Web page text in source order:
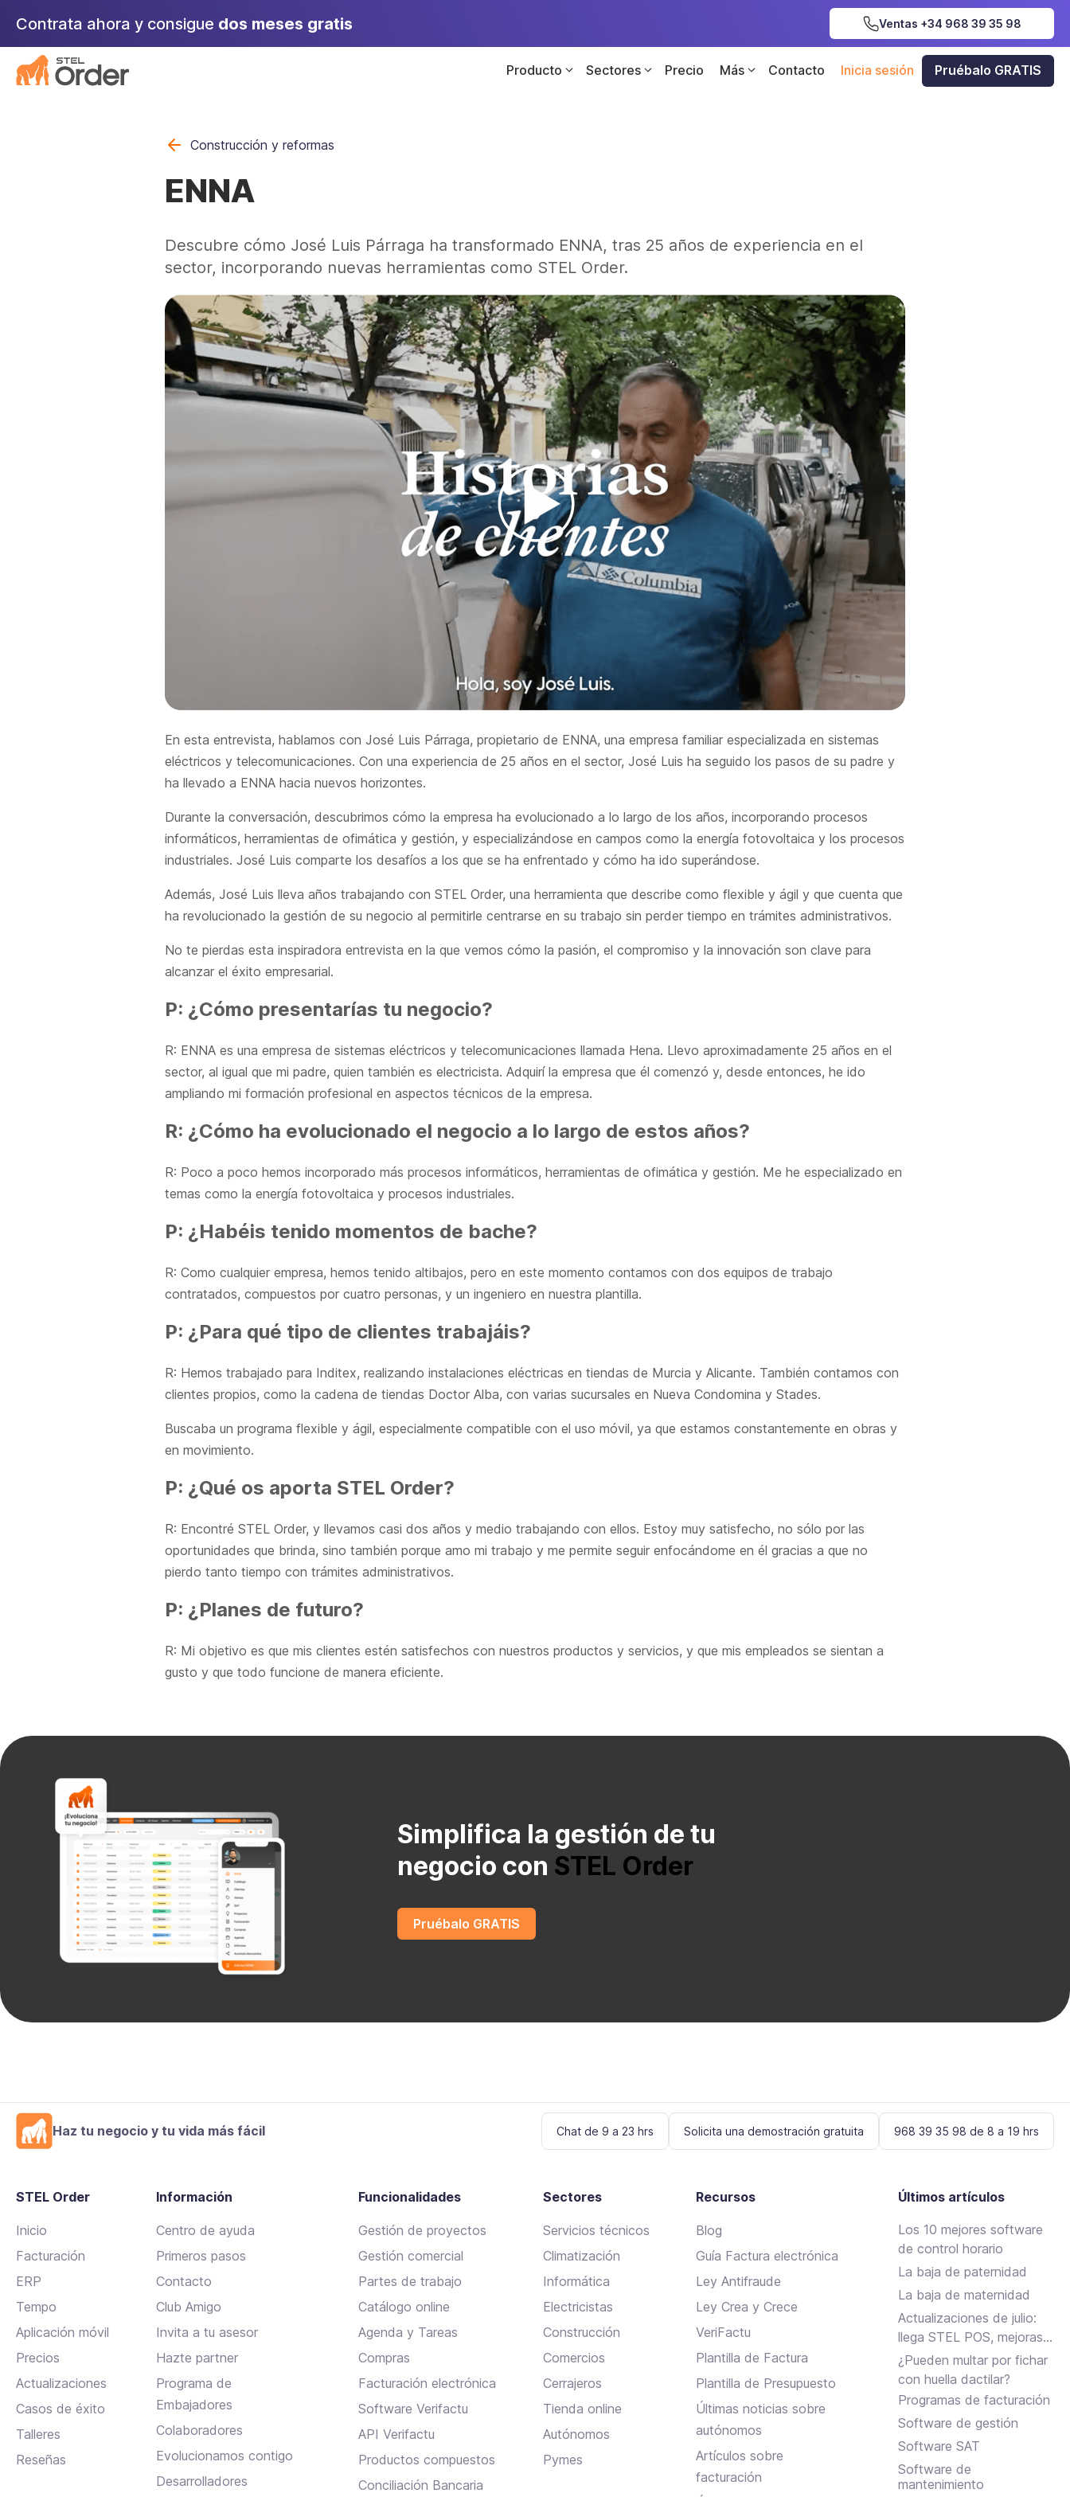
contenido
Contrata ahora y consigue dos meses gratis Ventas +34 968 39 35 98
Producto Sectores Precio Más Contacto Inicia sesión Pruébalo GRATIS
Construcción y reformas
ENNA
Descubre cómo José Luis Párraga ha transformado ENNA, tras 25 años de experiencia en el
sector, incorporando nuevas herramientas como STEL Order.
En esta entrevista, hablamos con José Luis Párraga, propietario de ENNA, una empresa familiar especializada en sistemas
eléctricos y telecomunicaciones. Con una experiencia de 25 años en el sector, José Luis ha seguido los pasos de su padre y
ha llevado a ENNA hacia nuevos horizontes.
Durante la conversación, descubrimos cómo la empresa ha evolucionado a lo largo de los años, incorporando procesos
informáticos, herramientas de ofimática y gestión, y especializándose en campos como la energía fotovoltaica y los procesos
industriales. José Luis comparte los desafíos a los que se ha enfrentado y cómo ha ido superándose.
Además, José Luis lleva años trabajando con STEL Order, una herramienta que describe como flexible y ágil y que cuenta que
ha revolucionado la gestión de su negocio al permitirle centrarse en su trabajo sin perder tiempo en trámites administrativos.
No te pierdas esta inspiradora entrevista en la que vemos cómo la pasión, el compromiso y la innovación son clave para
alcanzar el éxito empresarial.
P: ¿Cómo presentarías tu negocio?
R: ENNA es una empresa de sistemas eléctricos y telecomunicaciones llamada Hena. Llevo aproximadamente 25 años en el
sector, al igual que mi padre, quien también es electricista. Adquirí la empresa que él comenzó y, desde entonces, he ido
ampliando mi formación profesional en aspectos técnicos de la empresa.
R: ¿Cómo ha evolucionado el negocio a lo largo de estos años?
R: Poco a poco hemos incorporado más procesos informáticos, herramientas de ofimática y gestión. Me he especializado en
temas como la energía fotovoltaica y procesos industriales.
P: ¿Habéis tenido momentos de bache?
R: Como cualquier empresa, hemos tenido altibajos, pero en este momento contamos con dos equipos de trabajo
contratados, compuestos por cuatro personas, y un ingeniero en nuestra plantilla.
P: ¿Para qué tipo de clientes trabajáis?
R: Hemos trabajado para Inditex, realizando instalaciones eléctricas en tiendas de Murcia y Alicante. También contamos con
clientes propios, como la cadena de tiendas Doctor Alba, con varias sucursales en Nueva Condomina y Stades.
Buscaba un programa flexible y ágil, especialmente compatible con el uso móvil, ya que estamos constantemente en obras y
en movimiento.
P: ¿Qué os aporta STEL Order?
R: Encontré STEL Order, y llevamos casi dos años y medio trabajando con ellos. Estoy muy satisfecho, no sólo por las
oportunidades que brinda, sino también porque amo mi trabajo y me permite seguir enfocándome en él gracias a que no
pierdo tanto tiempo con trámites administrativos.
P: ¿Planes de futuro?
R: Mi objetivo es que mis clientes estén satisfechos con nuestros productos y servicios, y que mis empleados se sientan a
gusto y que todo funcione de manera eficiente.
Simplifica la gestión de tu
negocio con STEL Order
Pruébalo GRATIS
Haz tu negocio y tu vida más fácil Chat de 9 a 23 hrs Solicita una demostración gratuita 968 39 35 98 de 8 a 19 hrs
STEL Order
Inicio
Facturación
ERP
Tempo
Aplicación móvil
Precios
Actualizaciones
Casos de éxito
Talleres
Reseñas
Información
Centro de ayuda
Primeros pasos
Contacto
Club Amigo
Invita a tu asesor
Hazte partner
Programa de
Embajadores
Colaboradores
Evolucionamos contigo
Desarrolladores
Funcionalidades
Gestión de proyectos
Gestión comercial
Partes de trabajo
Catálogo online
Agenda y Tareas
Compras
Facturación electrónica
Software Verifactu
API Verifactu
Productos compuestos
Conciliación Bancaria
Sectores
Servicios técnicos
Climatización
Informática
Electricistas
Construcción
Comercios
Cerrajeros
Tienda online
Autónomos
Pymes
Recursos
Blog
Guía Factura electrónica
Ley Antifraude
Ley Crea y Crece
VeriFactu
Plantilla de Factura
Plantilla de Presupuesto
Últimas noticias sobre
autónomos
Artículos sobre
facturación
Últimos artículos
Los 10 mejores software
de control horario
La baja de paternidad
La baja de maternidad
Actualizaciones de julio:
llega STEL POS, mejoras
en Assistant, albaranes en
Inbox y más
¿Pueden multar por fichar
con huella dactilar?
Programas de facturación
Software de gestión
Software SAT
Software de
mantenimiento